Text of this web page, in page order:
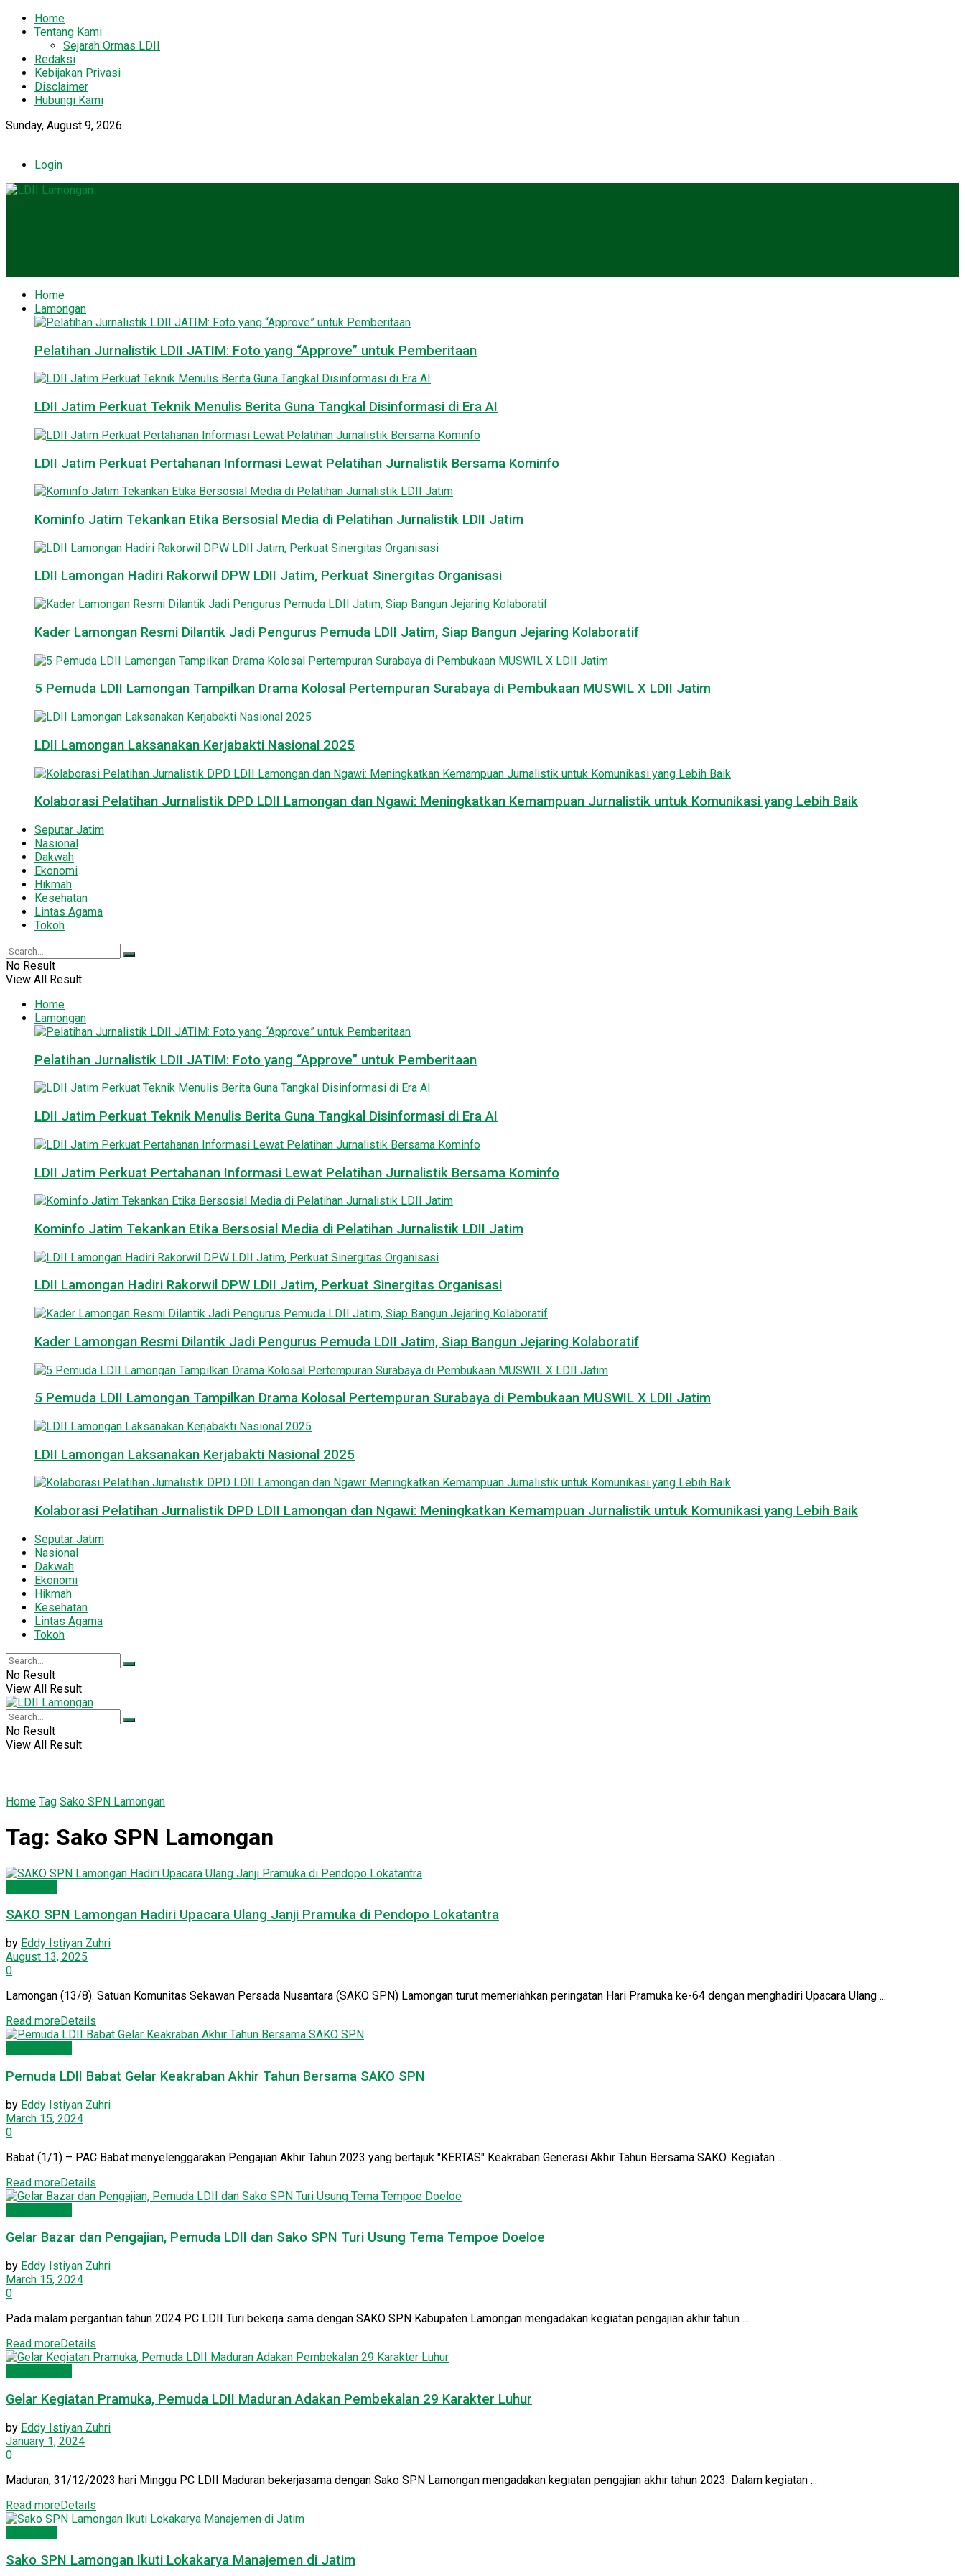
Home
Tentang Kami
Sejarah Ormas LDII
Redaksi
Kebijakan Privasi
Disclaimer
Hubungi Kami
Sunday, August 9, 2026
Login
Home
Lamongan
Pelatihan Jurnalistik LDII JATIM: Foto yang “Approve” untuk Pemberitaan
LDII Jatim Perkuat Teknik Menulis Berita Guna Tangkal Disinformasi di Era AI
LDII Jatim Perkuat Pertahanan Informasi Lewat Pelatihan Jurnalistik Bersama Kominfo
Kominfo Jatim Tekankan Etika Bersosial Media di Pelatihan Jurnalistik LDII Jatim
LDII Lamongan Hadiri Rakorwil DPW LDII Jatim, Perkuat Sinergitas Organisasi
Kader Lamongan Resmi Dilantik Jadi Pengurus Pemuda LDII Jatim, Siap Bangun Jejaring Kolaboratif
5 Pemuda LDII Lamongan Tampilkan Drama Kolosal Pertempuran Surabaya di Pembukaan MUSWIL X LDII Jatim
LDII Lamongan Laksanakan Kerjabakti Nasional 2025
Kolaborasi Pelatihan Jurnalistik DPD LDII Lamongan dan Ngawi: Meningkatkan Kemampuan Jurnalistik untuk Komunikasi yang Lebih Baik
Seputar Jatim
Nasional
Dakwah
Ekonomi
Hikmah
Kesehatan
Lintas Agama
Tokoh
No Result
View All Result
Home
Lamongan
Pelatihan Jurnalistik LDII JATIM: Foto yang “Approve” untuk Pemberitaan
LDII Jatim Perkuat Teknik Menulis Berita Guna Tangkal Disinformasi di Era AI
LDII Jatim Perkuat Pertahanan Informasi Lewat Pelatihan Jurnalistik Bersama Kominfo
Kominfo Jatim Tekankan Etika Bersosial Media di Pelatihan Jurnalistik LDII Jatim
LDII Lamongan Hadiri Rakorwil DPW LDII Jatim, Perkuat Sinergitas Organisasi
Kader Lamongan Resmi Dilantik Jadi Pengurus Pemuda LDII Jatim, Siap Bangun Jejaring Kolaboratif
5 Pemuda LDII Lamongan Tampilkan Drama Kolosal Pertempuran Surabaya di Pembukaan MUSWIL X LDII Jatim
LDII Lamongan Laksanakan Kerjabakti Nasional 2025
Kolaborasi Pelatihan Jurnalistik DPD LDII Lamongan dan Ngawi: Meningkatkan Kemampuan Jurnalistik untuk Komunikasi yang Lebih Baik
Seputar Jatim
Nasional
Dakwah
Ekonomi
Hikmah
Kesehatan
Lintas Agama
Tokoh
No Result
View All Result
No Result
View All Result
Home Tag Sako SPN Lamongan
Tag: Sako SPN Lamongan
SAKO SPN Lamongan Hadiri Upacara Ulang Janji Pramuka di Pendopo Lokatantra
by Eddy Istiyan Zuhri
August 13, 2025
0
Lamongan (13/8). Satuan Komunitas Sekawan Persada Nusantara (SAKO SPN) Lamongan turut memeriahkan peringatan Hari Pramuka ke-64 dengan menghadiri Upacara Ulang ...
Read moreDetails
Pemuda LDII Babat Gelar Keakraban Akhir Tahun Bersama SAKO SPN
by Eddy Istiyan Zuhri
March 15, 2024
0
Babat (1/1) – PAC Babat menyelenggarakan Pengajian Akhir Tahun 2023 yang bertajuk "KERTAS" Keakraban Generasi Akhir Tahun Bersama SAKO. Kegiatan ...
Read moreDetails
Gelar Bazar dan Pengajian, Pemuda LDII dan Sako SPN Turi Usung Tema Tempoe Doeloe
by Eddy Istiyan Zuhri
March 15, 2024
0
Pada malam pergantian tahun 2024 PC LDII Turi bekerja sama dengan SAKO SPN Kabupaten Lamongan mengadakan kegiatan pengajian akhir tahun ...
Read moreDetails
Gelar Kegiatan Pramuka, Pemuda LDII Maduran Adakan Pembekalan 29 Karakter Luhur
by Eddy Istiyan Zuhri
January 1, 2024
0
Maduran, 31/12/2023 hari Minggu PC LDII Maduran bekerjasama dengan Sako SPN Lamongan mengadakan kegiatan pengajian akhir tahun 2023. Dalam kegiatan ...
Read moreDetails
Sako SPN Lamongan Ikuti Lokakarya Manajemen di Jatim